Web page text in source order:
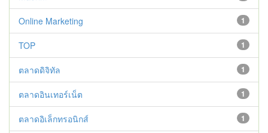
1
Online Marketing
1
TOP
1
ตลาดดิจิทัล
1
ตลาดอินเทอร์เน็ต
1
ตลาดอิเล็กทรอนิกส์